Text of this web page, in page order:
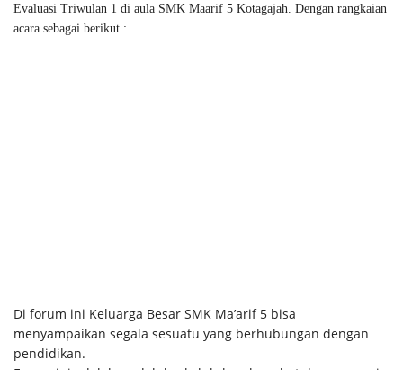
Evaluasi Triwulan 1 di aula SMK Maarif 5 Kotagajah. Dengan rangkaian
acara sebagai berikut :
Di forum ini Keluarga Besar SMK Ma’arif 5 bisa
menyampaikan segala sesuatu yang berhubungan dengan
pendidikan.